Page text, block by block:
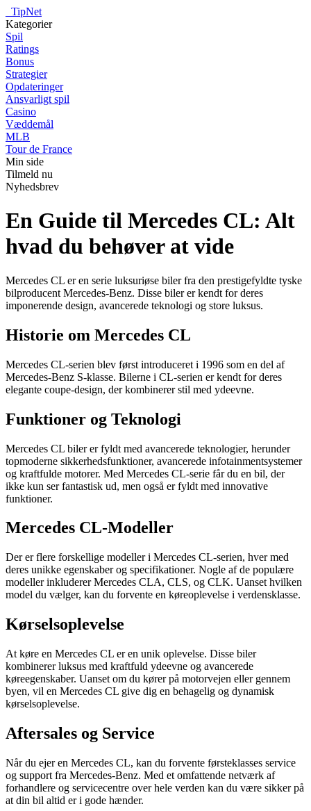
TipNet
Kategorier
Spil
Ratings
Bonus
Strategier
Opdateringer
Ansvarligt spil
Casino
Væddemål
MLB
Tour de France
Min side
Tilmeld nu
Nyhedsbrev
En Guide til Mercedes CL: Alt
hvad du behøver at vide
Mercedes CL er en serie luksuriøse biler fra den prestigefyldte tyske
bilproducent Mercedes-Benz. Disse biler er kendt for deres
imponerende design, avancerede teknologi og store luksus.
Historie om Mercedes CL
Mercedes CL-serien blev først introduceret i 1996 som en del af
Mercedes-Benz S-klasse. Bilerne i CL-serien er kendt for deres
elegante coupe-design, der kombinerer stil med ydeevne.
Funktioner og Teknologi
Mercedes CL biler er fyldt med avancerede teknologier, herunder
topmoderne sikkerhedsfunktioner, avancerede infotainmentsystemer
og kraftfulde motorer. Med Mercedes CL-serie får du en bil, der
ikke kun ser fantastisk ud, men også er fyldt med innovative
funktioner.
Mercedes CL-Modeller
Der er flere forskellige modeller i Mercedes CL-serien, hver med
deres unikke egenskaber og specifikationer. Nogle af de populære
modeller inkluderer Mercedes CLA, CLS, og CLK. Uanset hvilken
model du vælger, kan du forvente en køreoplevelse i verdensklasse.
Kørselsoplevelse
At køre en Mercedes CL er en unik oplevelse. Disse biler
kombinerer luksus med kraftfuld ydeevne og avancerede
køreegenskaber. Uanset om du kører på motorvejen eller gennem
byen, vil en Mercedes CL give dig en behagelig og dynamisk
kørselsoplevelse.
Aftersales og Service
Når du ejer en Mercedes CL, kan du forvente førsteklasses service
og support fra Mercedes-Benz. Med et omfattende netværk af
forhandlere og servicecentre over hele verden kan du være sikker på
at din bil altid er i gode hænder.